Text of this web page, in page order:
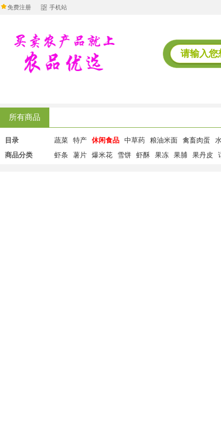
免费注册 手机站
所有商品
目录 蔬菜 特产 休闲食品 中草药 粮油米面 禽畜肉蛋
商品分类
虾条 薯片 爆米花 雪饼 虾酥 果冻 果脯 果丹皮